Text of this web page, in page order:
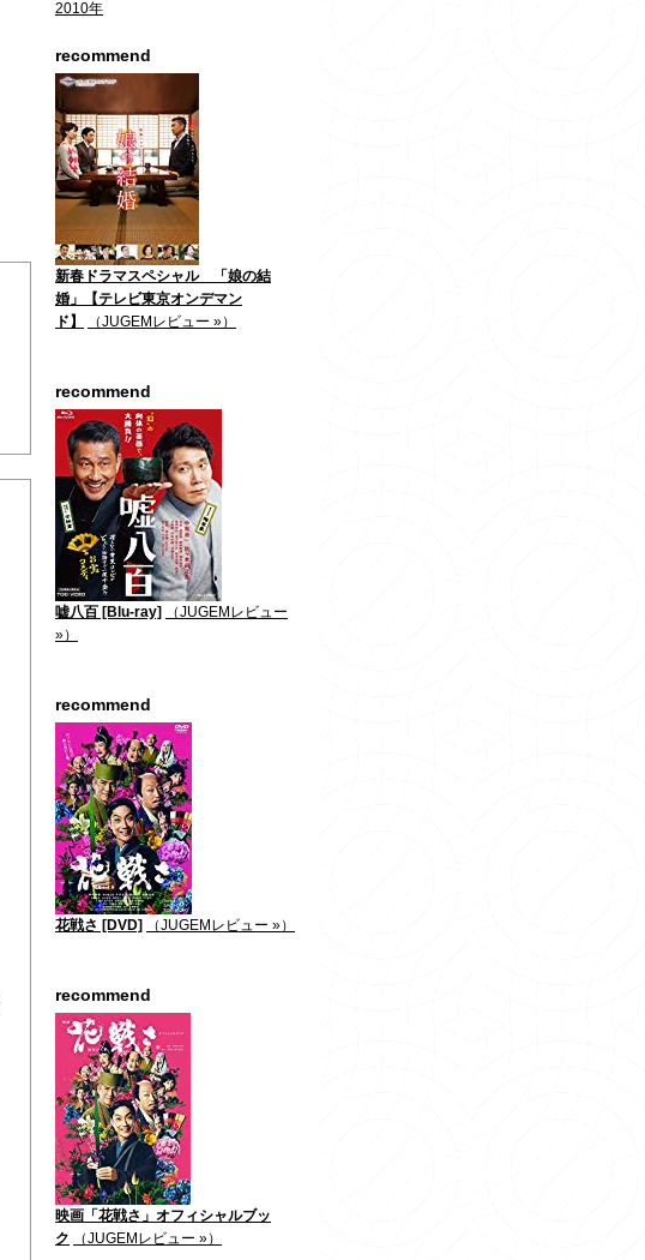
2010年
recommend
新春ドラマスペシャル 「娘の結
婚」【テレビ東京オンデマン
ド】
（JUGEMレビュー »）
recommend
嘘八百 [Blu-ray]
（JUGEMレビュー
»）
recommend
花戦さ [DVD] （JUGEMレビュー »）
recommend
映画「花戦さ」オフィシャルブッ
ク
（JUGEMレビュー »）